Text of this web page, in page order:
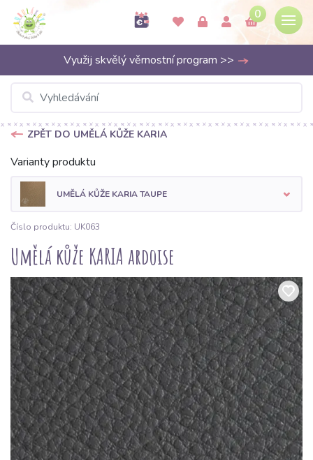
0
Využij skvělý věrnostní program >>
ZPĚT DO UMĚLÁ KŮŽE KARIA
Varianty produktu
UMĚLÁ KŮŽE KARIA TAUPE
Číslo produktu: UK063
Umělá kůže KARIA ardoise